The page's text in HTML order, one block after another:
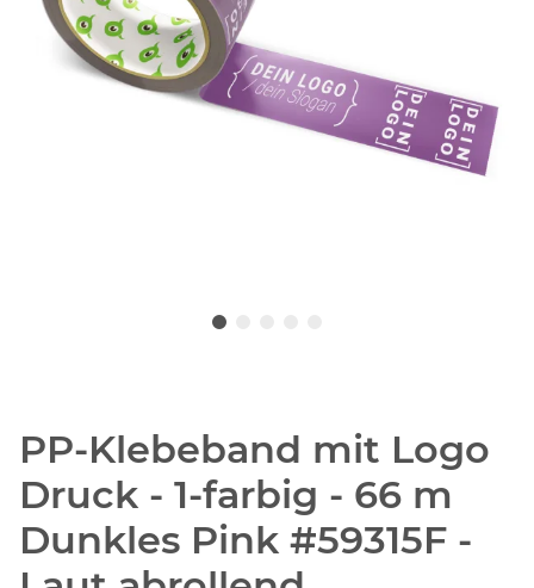
PP-Klebeband mit Logo
Druck - 1-farbig - 66 m
Dunkles Pink #59315F -